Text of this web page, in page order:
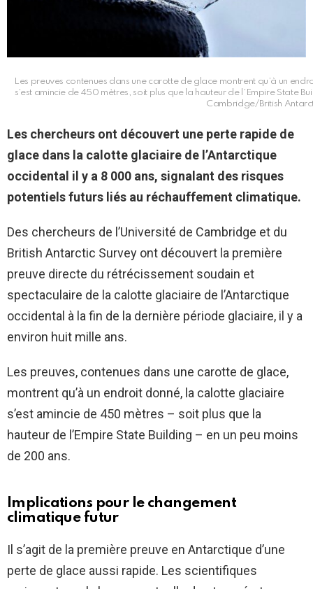
Les preuves contenues dans une carotte de glace montrent qu’à un
s’est amincie de 450 mètres, soit plus que la hauteur de l’Empire State
Cambridge/British
Les chercheurs ont découvert une perte rapide de
glace dans la calotte glaciaire de l’Antarctique
occidental il y a 8 000 ans, signalant des risques
potentiels futurs liés au réchauffement climatique.
Des chercheurs de l’Université de Cambridge et du
British Antarctic Survey ont découvert la première
preuve directe du rétrécissement soudain et
spectaculaire de la calotte glaciaire de l’Antarctique
occidental à la fin de la dernière période glaciaire, il y a
environ huit mille ans.
Les preuves, contenues dans une carotte de glace,
montrent qu’à un endroit donné, la calotte glaciaire
s’est amincie de 450 mètres – soit plus que la
hauteur de l’Empire State Building – en un peu moins
de 200 ans.
Implications pour le changement
climatique futur
Il s’agit de la première preuve en Antarctique d’une
perte de glace aussi rapide. Les scientifiques